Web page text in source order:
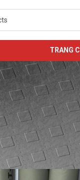
TRANG
KIẾN THỨC
tuananh On 15/